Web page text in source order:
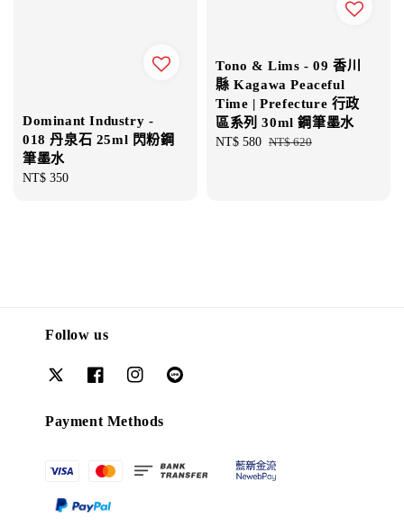
Dominant Industry -
018 丹泉石 25ml 閃粉鋼
筆墨水
Regular
NT$ 350
Tono & Lims - 09 香川
縣 Kagawa Peaceful
Time | Prefecture 行政
區系列 30ml 鋼筆墨水
Sale
NT$ 580 Regular
NT$ 620
Follow us
Payment Methods